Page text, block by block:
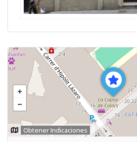
Obtener Indicaciones